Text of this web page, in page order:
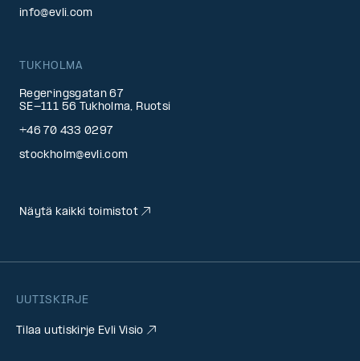
UUTISKIRJE
Tilaa uutiskirje Evli Visio
info@evli.com
TUKHOLMA
Regeringsgatan 67
SE-111 56 Tukholma, Ruotsi
+46 70 433 0297
stockholm@evli.com
Näytä kaikki toimistot